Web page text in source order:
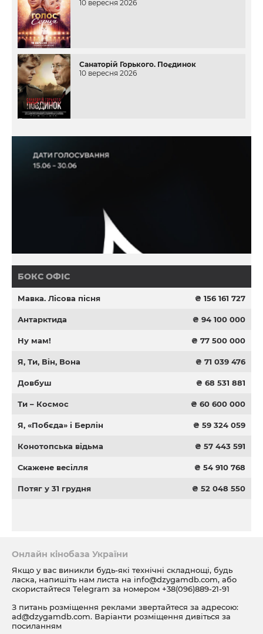
10 вересня 2026
Санаторій Горького. Поєдинок
10 вересня 2026
БОКС ОФІС
Мавка. Лісова пісня ₴ 156 161 727
Антарктида ₴ 94 100 000
Ну мам! ₴ 77 500 000
Я, Ти, Він, Вона ₴ 71 039 476
Довбуш ₴ 68 531 881
Ти – Космос ₴ 60 600 000
Я, «Побєда» і Берлін ₴ 59 324 059
Конотопська відьма ₴ 57 443 591
Скажене весілля ₴ 54 910 768
Потяг у 31 грудня ₴ 52 048 550
Онлайн кінобаза України
Якщо у вас виникли будь-які технічні складнощі, будь
ласка, напишіть нам листа на info@dzygamdb.com, або
скористайтеся Telegram за номером +38(096)889-21-91
З питань розміщення реклами звертайтеся за адресою:
ad@dzygamdb.com. Варіанти розміщення дивіться за
посиланням